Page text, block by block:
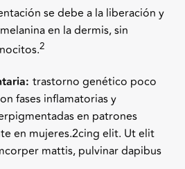
se debe a la liberación y
en la dermis, sin
2
trastorno genético poco
fases inflamatorias y
en patrones
en mujeres.2cing elit. Ut elit
mattis, pulvinar dapibus